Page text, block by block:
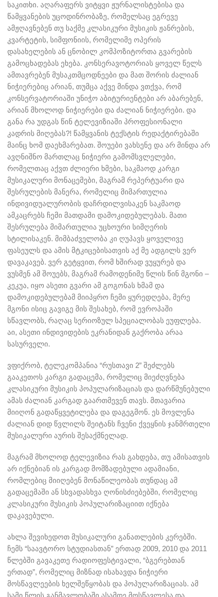
საკითხი. აღარაფერს ვიტყვი ჟურნალისტებისა და
წამყვანების უცოდინრობაზე, რომელსაც ეგრევე
ამჟღავნებენ თუ საქმე კლასიკური მუსიკის ჟანრების,
კვარტეტის, სიმფონიის, რომელიმე ოპერის
დასახელების ან ცნობილ კომპოზიტორთა გვარების
გამოცხადებას ეხება. კონსერავოტორიას ყოველ წელს
ამთავრებენ მუსაკთმცოდნეები და მათ შორის ძალიან
ნიჭიერებიც არიან, თუმცა აქვე მინდა ვთქვა, რომ
კონსერვატორიაში უნიჭო აბიტურიენტები არ აბარებენ,
არიან მხოლოდ ნიჭიერები და ძალიან ნიჭიერები. და
განა რა უდგას წინ ტელევიზიაში პროფესიონალი
კადრის მიღებას?! წამყვანის ტექსტის რედაქტირებაში
მაინც ხომ დაეხმარებათ. შოუები ვახსენე და არ მინდა არ
ავღნიშნო მართლაც ნიჭიერი გამომსვლელები,
რომელთაც აქვთ ძლიერი ხმები, საკმაოდ კარგი
მუსიკალური მონაცემები, მაგრამ რეპერტუარი და
შესრულების მანერა, რომელიც მიმართულია
ინდივიდუალურობის დაჩრდილვისაკენ საკმაოდ
ამკაცრებს ჩემი მათდამი დამოკიდებულებას. მათი
შესრულება მიმართულია უცხოური სიმღერის
სტილისაკენ. მიმბაძველობა კი ღუპავს ყოველივე
ფასეულს და ამის მტკიცებისათვის აქ მე ადგილს ვერ
დავაკავებ. ვერ გეტყვით, რომ ხშირად ვუყურებ და
ვუსმენ ამ შოუებს, მაგრამ რამოდენიმე წლის წინ მგონი –
კეკუა, იყო ასეთი გვარი ამ გოგონას ხმამ და
დამოკიდებულებამ მიიპყრო ჩემი ყურედღება, მერე
მგონი ისიც გავიგე მის შესახებ, რომ ევროპაში
სწავლობს, რაღაც სერიოზულ სპეციალობას ეუფლება.
აი, ასეთი ინდივიდების ეკრანიდან გაქრობა არაა
სასურველი.
ვფიქრობ, ტელეკომპანია “რუსთავი 2” შეძლებს
გააკეთოს კარგი გადაცემა, რომელიც მიეძღვნება
კლასიკური მუსიკის პოპულარიზაციას და დარწმუნებული
ამას ძალიან კარგად გაართმევენ თავს. მთავარია
მიიღონ გადაწყვეტილება და დაგეგმონ. ეს მოვლენა
ძალიან დიდ წვლილს შეიტანს ჩვენი ქვეყნის ჯანმრთელი
მუსიკალური აურის შესაქმნელად.
მაგრამ მხოლოდ ტელევიზია რას გახდება, თუ ამისათვის
არ იქნებიან ის კარგად მომზადებული ადამიანი,
რომლებიც მიიღებენ მონაწილეობას თუნდაც ამ
გადაცემაში ან სხვადასხვა ღონისძიებებში, რომელიც
კლასიკური მუსიკის პოპულარიზაციით იქნება
დაკავებული.
ახლა შევიხედოთ მუსიკალური განათლების კერებში.
ჩემს “საავტორო სტუდიასთან” ერთად 2009, 2010 და 2011
წლებში გავაკეთე რადიოფესტივალი, “ბგერებთან
ერთად”, რომელიც მიზნად ისახავდა ნიჭიერი
მოსწავლეების ხელშეწყობას და პოპულარიზაციას. ამ